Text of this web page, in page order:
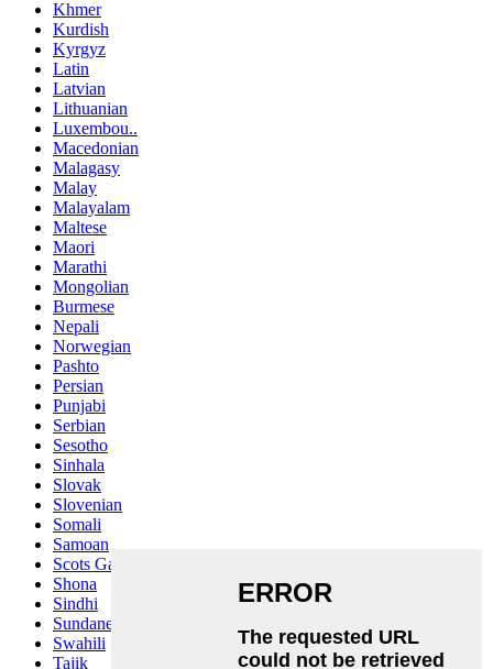
Khmer
Kurdish
Kyrgyz
Latin
Latvian
Lithuanian
Luxembou..
Macedonian
Malagasy
Malay
Malayalam
Maltese
Maori
Marathi
Mongolian
Burmese
Nepali
Norwegian
Pashto
Persian
Punjabi
Serbian
Sesotho
Sinhala
Slovak
Slovenian
Somali
Samoan
Scots Gaelic
Shona
Sindhi
Sundanese
Swahili
Tajik